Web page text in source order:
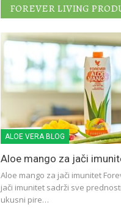
FOREVER LIVING
ALOE VERA BLOG
Aloe mango za jači
Aloe mango za jači imunitet
jači imunitet sadrži sve
ukusni pire…